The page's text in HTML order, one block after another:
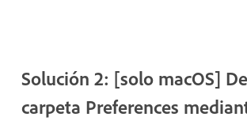
Solución 2: [solo macOS]
carpeta Preferences